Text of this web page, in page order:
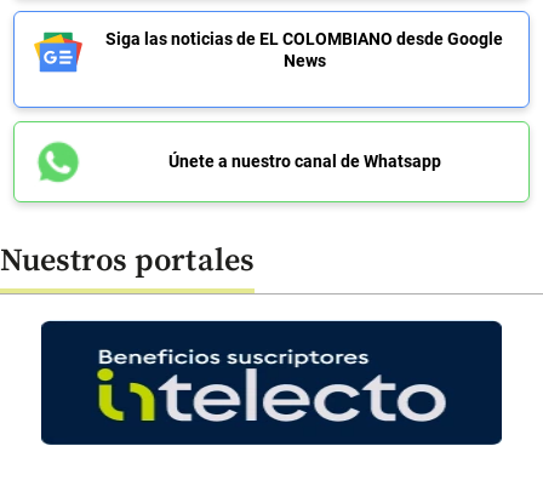
Siga las noticias de EL COLOMBIANO desde Google
News
Únete a nuestro canal de Whatsapp
Nuestros portales